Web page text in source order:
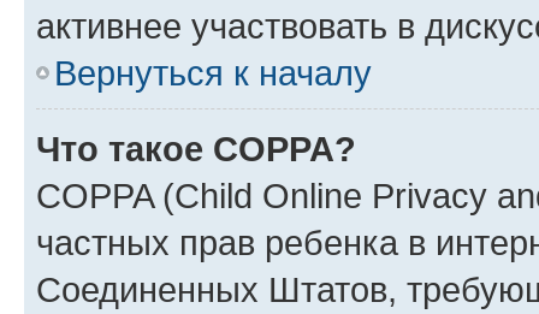
активнее участвовать в
Вернуться к началу
Что такое COPPA?
COPPA (Child Online Privacy
частных прав ребенка в
Соединенных Штатов,